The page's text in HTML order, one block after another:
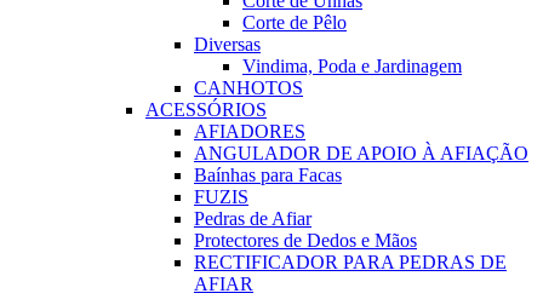
Corte de Pêlo
Diversas
Vindima, Poda e Jardinagem
CANHOTOS
ACESSÓRIOS
AFIADORES
ANGULADOR DE APOIO À AFIAÇÃO
Baínhas para Facas
FUZIS
Pedras de Afiar
Protectores de Dedos e Mãos
RECTIFICADOR PARA PEDRAS DE
AFIAR